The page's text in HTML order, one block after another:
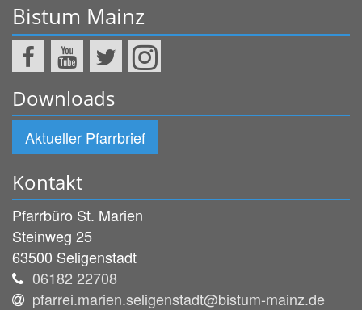
Bistum Mainz
Downloads
Aktueller Pfarrbrief
Kontakt
Pfarrbüro St. Marien
Steinweg 25
63500 Seligenstadt
06182 22708
pfarrei.marien.seligenstadt@bistum-mainz.de